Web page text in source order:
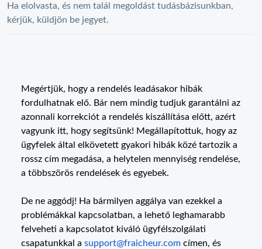
Ha elolvasta, és nem talál megoldást tudásbázisunkban,
kérjük, küldjön be jegyet.
Megértjük, hogy a rendelés leadásakor hibák
fordulhatnak elő. Bár nem mindig tudjuk garantálni az
azonnali korrekciót a rendelés kiszállítása előtt, azért
vagyunk itt, hogy segítsünk! Megállapítottuk, hogy az
ügyfelek által elkövetett gyakori hibák közé tartozik a
rossz cím megadása, a helytelen mennyiség rendelése,
a többszörös rendelések és egyebek.
De ne aggódj! Ha bármilyen aggálya van ezekkel a
problémákkal kapcsolatban, a lehető leghamarabb
felveheti a kapcsolatot kiváló ügyfélszolgálati
csapatunkkal a support@fraicheur.com címen, és